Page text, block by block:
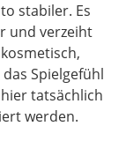
stabiler. Es
und verzeiht
Spielgefühl
tatsächlich